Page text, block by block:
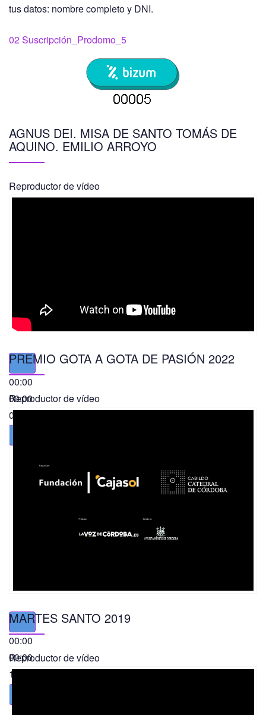
tus datos: nombre completo y DNI.
02 Suscripción_Prodomo_5
AGNUS DEI. MISA DE SANTO TOMÁS DE
AQUINO. EMILIO ARROYO
Reproductor de vídeo
00:00
00:00
01:49
PREMIO GOTA A GOTA DE PASIÓN 2022
Reproductor de vídeo
00:00
00:00
11:56
MARTES SANTO 2019
Reproductor de vídeo